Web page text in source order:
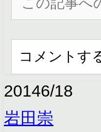
コメントす
20146/18
岩田崇